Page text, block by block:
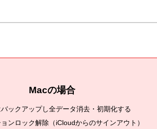
Macの場合
ックアップし全データ消去・初期化する
ンロック解除（iCloudからのサインアウト）